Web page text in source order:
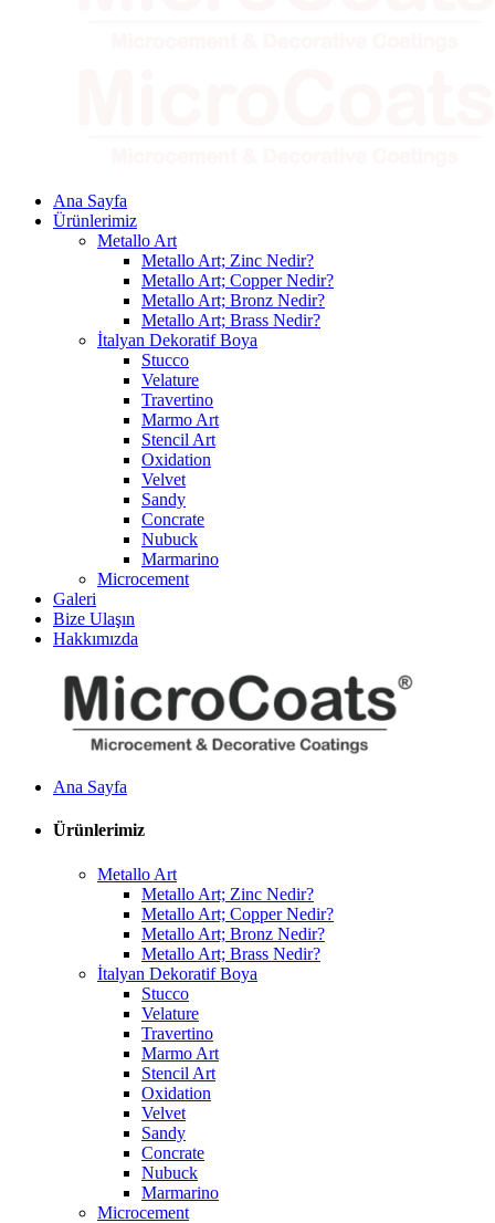
Ana Sayfa
Ürünlerimiz
Metallo Art
Metallo Art; Zinc Nedir?
Metallo Art; Copper Nedir?
Metallo Art; Bronz Nedir?
Metallo Art; Brass Nedir?
İtalyan Dekoratif Boya
Stucco
Velature
Travertino
Marmo Art
Stencil Art
Oxidation
Velvet
Sandy
Concrate
Nubuck
Marmarino
Microcement
Galeri
Bize Ulaşın
Hakkımızda
Ana Sayfa
Ürünlerimiz
Metallo Art
Metallo Art; Zinc Nedir?
Metallo Art; Copper Nedir?
Metallo Art; Bronz Nedir?
Metallo Art; Brass Nedir?
İtalyan Dekoratif Boya
Stucco
Velature
Travertino
Marmo Art
Stencil Art
Oxidation
Velvet
Sandy
Concrate
Nubuck
Marmarino
Microcement